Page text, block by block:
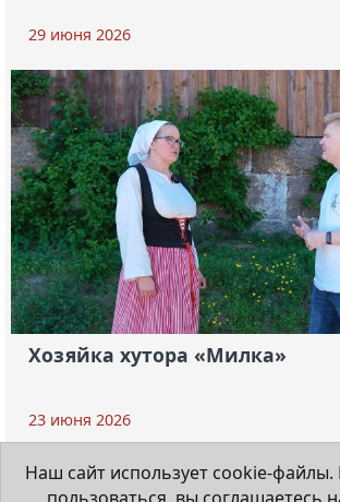
29 июня 2026
Хозяйка хутора «Милка»
23 июня 2026
Наш сайт использует cookie-